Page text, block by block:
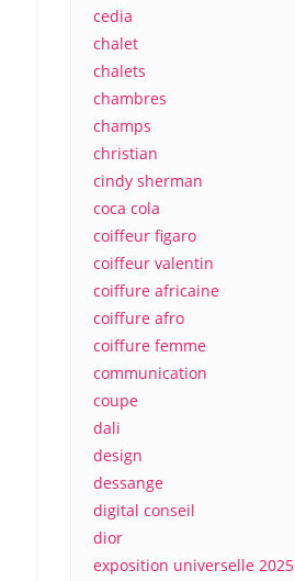
cedia
chalet
chalets
chambres
champs
christian
cindy sherman
coca cola
coiffeur figaro
coiffeur valentin
coiffure africaine
coiffure afro
coiffure femme
communication
coupe
dali
design
dessange
digital conseil
dior
exposition universelle 2025